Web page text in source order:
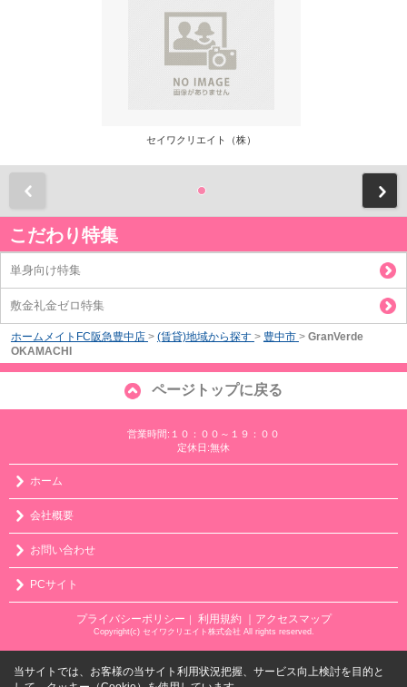
セイワクリエイト（株）
こだわり特集
単身向け特集
敷金礼金ゼロ特集
ホームメイトFC阪急豊中店 > (賃貸)地域から探す > 豊中市 > GranVerde
OKAMACHI
ページトップに戻る
営業時間:１０：００～１９：００
定休日:無休
ホーム
会社概要
お問い合わせ
PCサイト
プライバシーポリシー 利用規約 ｜アクセスマップ
Copyright(c) セイワクリエイト株式会社 All rights reserved.
当サイトでは、お客様の当サイト利用状況把握、サービス向上検討を目的と